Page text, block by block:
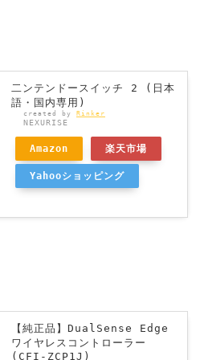
二ンテンドースイッチ 2 (日本
語・国内専用)
created by Rinker
NEXURISE
Amazon 楽天市場
Yahooショッピング
【純正品】DualSense Edge
ワイヤレスコントローラー
(CFI-ZCP1J)